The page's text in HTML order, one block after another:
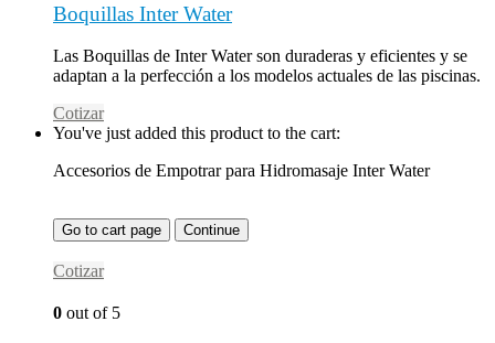
Boquillas Inter Water
Las Boquillas de Inter Water son duraderas y eficientes y se
adaptan a la perfección a los modelos actuales de las piscinas.
Cotizar
You've just added this product to the cart:
Accesorios de Empotrar para Hidromasaje Inter Water
Go to cart page Continue
Cotizar
0 out of 5